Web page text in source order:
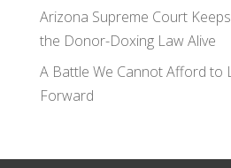
Arizona Supreme Court Keeps
the Donor-Doxing Law Alive
A Battle We Cannot Afford
Forward